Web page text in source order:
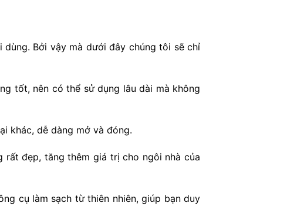
Bởi vậy mà dưới đây chúng tôi sẽ chỉ
tốt, nên có thể sử dụng lâu dài mà không
khác, dễ dàng mở và đóng.
rất đẹp, tăng thêm giá trị cho ngôi nhà của
cụ làm sạch từ thiên nhiên, giúp bạn duy